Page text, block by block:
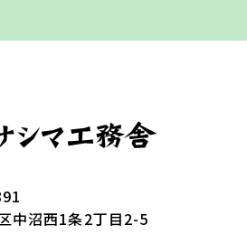
中沼西1条2丁目2-5